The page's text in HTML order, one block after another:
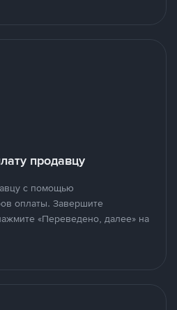
продавцу
с помощью
оплаты. Завершите
«Переведено, далее» на